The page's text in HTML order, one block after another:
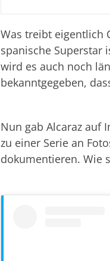
Was treibt eigentlich
spanische Superstar
wird es auch noch
bekanntgegeben,
Nun gab Alcaraz auf
zu einer Serie an
dokumentieren. Wie